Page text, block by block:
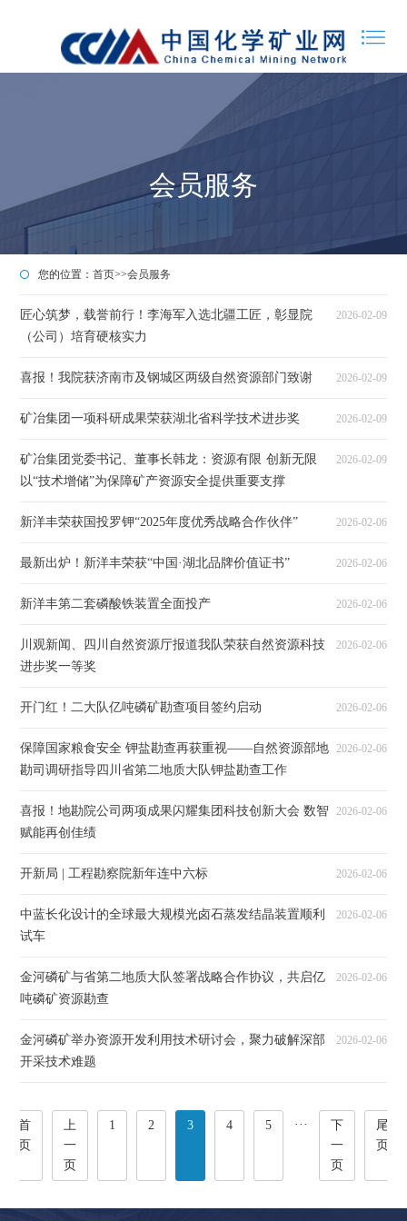
会员服务
您的位置：首页>>会员服务
匠心筑梦，载誉前行！李海军入选北疆工匠，彰显院
（公司）培育硬核实力
2026-02-09
喜报！我院获济南市及钢城区两级自然资源部门致谢 2026-02-09
矿冶集团一项科研成果荣获湖北省科学技术进步奖 2026-02-09
矿冶集团党委书记、董事长韩龙：资源有限 创新无限
以“技术增储”为保障矿产资源安全提供重要支撑
2026-02-09
新洋丰荣获国投罗钾“2025年度优秀战略合作伙伴” 2026-02-06
最新出炉！新洋丰荣获“中国·湖北品牌价值证书” 2026-02-06
新洋丰第二套磷酸铁装置全面投产 2026-02-06
川观新闻、四川自然资源厅报道我队荣获自然资源科技
进步奖一等奖
2026-02-06
开门红！二大队亿吨磷矿勘查项目签约启动 2026-02-06
保障国家粮食安全 钾盐勘查再获重视——自然资源部地
勘司调研指导四川省第二地质大队钾盐勘查工作
2026-02-06
喜报！地勘院公司两项成果闪耀集团科技创新大会 数智
赋能再创佳绩
2026-02-06
开新局 | 工程勘察院新年连中六标 2026-02-06
中蓝长化设计的全球最大规模光卤石蒸发结晶装置顺利
试车
2026-02-06
金河磷矿与省第二地质大队签署战略合作协议，共启亿
吨磷矿资源勘查
2026-02-06
金河磷矿举办资源开发利用技术研讨会，聚力破解深部
开采技术难题
2026-02-06
首
页
上
一
页
1 2 3 4 5 ···
下
一
页
尾
页